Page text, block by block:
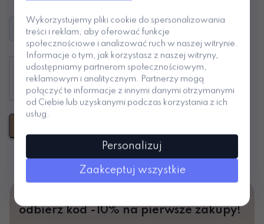
+ Dodaj kolejny produkt
odbierz kod -10% na pierwsze zakupy!
Wykorzystujemy pliki cookie do spersonalizowania
treści i reklam, aby oferować funkcje
społecznościowe i analizować ruch w naszej witrynie.
Informacje o tym, jak korzystasz z naszej witryny,
udostępniamy partnerom społecznościowym,
reklamowym i analitycznym. Partnerzy mogą
połączyć te informacje z innymi danymi otrzymanymi
od Ciebie lub uzyskanymi podczas korzystania z ich
usług.
Personalizuj
Zaakceptuj wszystkie